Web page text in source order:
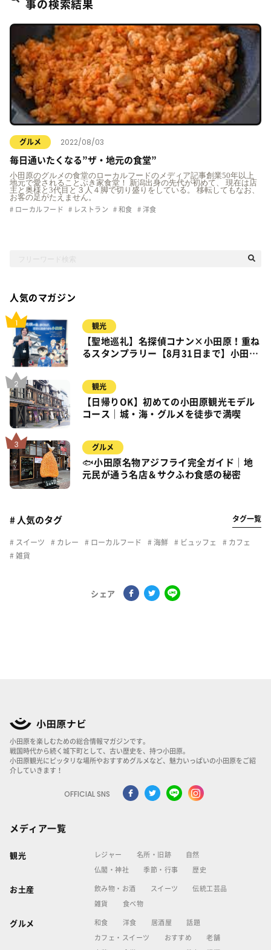
事の検索結果
グルメ 2022/08/03
毎日通いたくなる”ザ・地元の食堂”
小田原のグルメの食堂のローカルフードのメディア記事創業50年以上
地元で愛されることぶき家食堂！ 新潟出身の先代が初めて、 現在は店
主と奥様と3代目と３人４脚で切り盛りをしている。 移転してもなお、
お客の足がたえません。
ローカルフード レストラン 和食 洋食
人気のマガジン
観光
【聖地巡礼】名探偵コナン×小田原！重ね
るスタンプラリー【8月31日まで】小田
観光
【日帰りOK】初めての小田原観光モデル
コース｜城・海・グルメを徒歩で満喫
グルメ
🐟小田原名物アジフライ完全ガイド｜地
元民が通う名店＆サクふわ食感の秘密
# 人気のタグ タグ一覧
スイーツ カレー ローカルフード 海鮮 ビュッフェ
カフェ
雑貨
シェア
小田原を楽しむための総合情報マガジンです。
戦国時代から続く城下町として、古い歴史を、持つ小田原。
小田原観光にピッタリな場所やおすすめグルメなど、魅力いっぱいの小田原をご紹
介していきます！
OFFICIAL SNS
メディア一覧
観光 レジャー 名所・旧跡 自然
仏閣・神社 季節・行事 歴史
お土産 飲み物・お酒 スイーツ 伝統工芸品
雑貨 食べ物
グルメ 和食 洋食 居酒屋 話題
カフェ・スイーツ おすすめ 老舗